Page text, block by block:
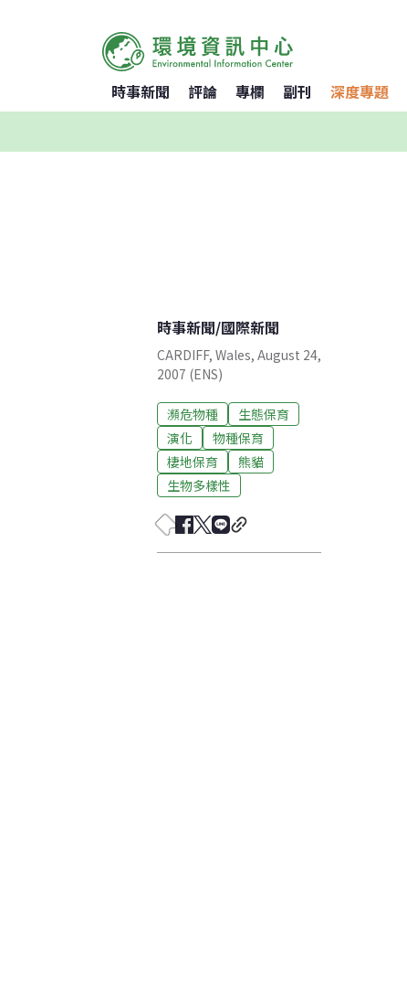
時事新聞 評論 專欄 副刊 深度專題
時事新聞/國際新聞
CARDIFF, Wales, August 24,
2007 (ENS)
瀕危物種
生態保育
演化
物種保育
棲地保育
熊貓
生物多樣性